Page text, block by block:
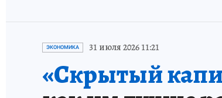
ЭКОНОМИКА 31 июля 2026 11:21
«Скрытый